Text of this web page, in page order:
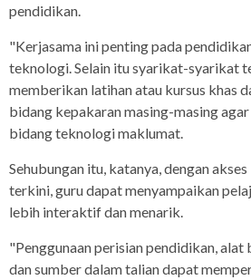
pendidikan.
"Kerjasama ini penting pada
teknologi. Selain itu syarikat-syarikat
memberikan latihan atau kursus khas
bidang kepakaran masing-masing
bidang teknologi maklumat.
Sehubungan itu, katanya, dengan
terkini, guru dapat menyampaikan
lebih interaktif dan menarik.
"Penggunaan perisian pendidikan, alat
dan sumber dalam talian dapat